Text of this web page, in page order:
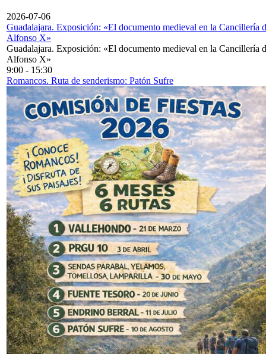
2026-07-06
Guadalajara. Exposición: «El documento medieval en la Cancillería
Alfonso X»
Guadalajara. Exposición: «El documento medieval en la Cancillería
Alfonso X»
9:00 - 15:30
Romancos. Ruta de senderismo: Patón Sufre